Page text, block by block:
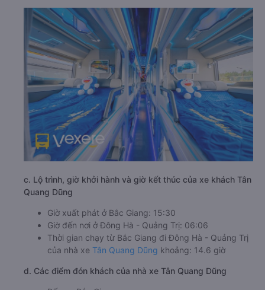
c. Lộ trình, giờ khởi hành và giờ kết thúc của xe khách Tân
Quang Dũng
Giờ xuất phát ở Bắc Giang: 15:30
Giờ đến nơi ở Đông Hà - Quảng Trị: 06:06
Thời gian chạy từ Bắc Giang đi Đông Hà - Quảng Trị
của nhà xe Tân Quang Dũng khoảng: 14.6 giờ
d. Các điểm đón khách của nhà xe Tân Quang Dũng